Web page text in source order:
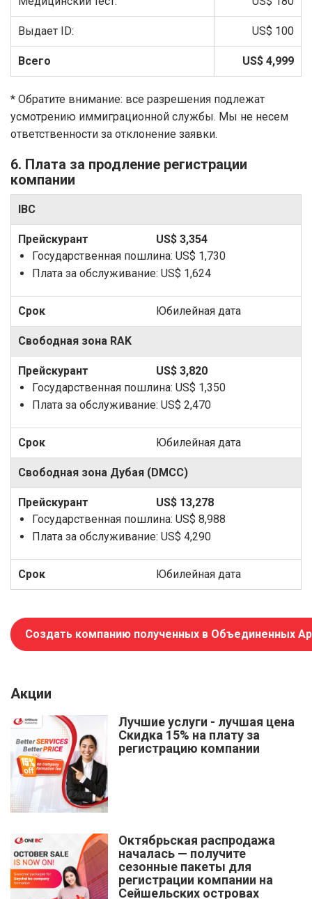
Выдает ID: US$ 100
Всего US$ 4,999
* Обратите внимание: все разрешения подлежат
усмотрению иммиграционной службы. Мы не несем
ответственности за отклонение заявки.
6. Плата за продление регистрации
компании
IBC
US$ 3,354
Государственная пошлина: US$ 1,730
Плата за обслуживание: US$ 1,624
Юбилейная дата
Свободная зона RAK
US$ 3,820
Государственная пошлина: US$ 1,350
Плата за обслуживание: US$ 2,470
Юбилейная дата
Свободная зона Дубая (DMCC)
US$ 13,278
Государственная пошлина: US$ 8,988
Плата за обслуживание: US$ 4,290
Юбилейная дата
Создать компанию полученных в Объединенных
Акции
Лучшие услуги - лучшая цена
Скидка 15% на плату за
регистрацию компании
Октябрьская распродажа
началась — получите
сезонные пакеты для
регистрации компании на
Сейшельских островах